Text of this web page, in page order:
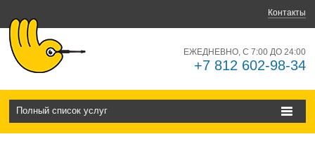
Контакты
ЕЖЕДНЕВНО, С 7:00 ДО 24:00
+7 812 602-98-34
Полный список услуг